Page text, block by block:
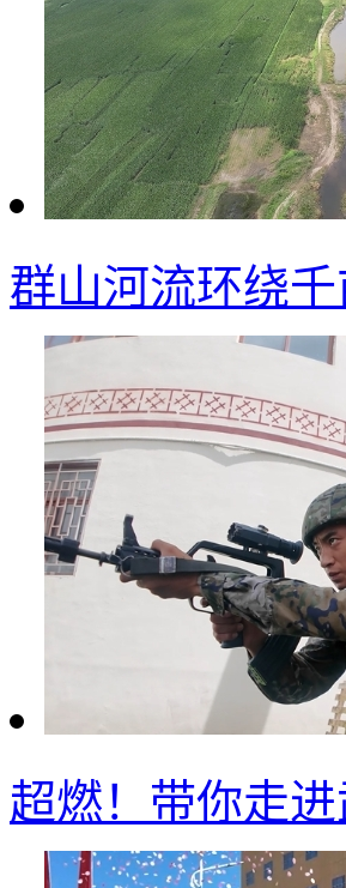
群山河流环绕
超燃！带你走